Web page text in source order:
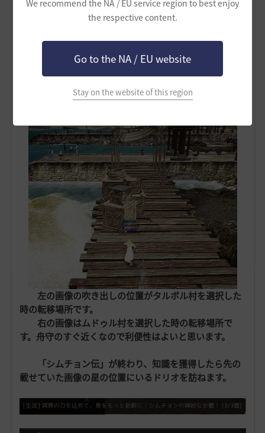
We recommend the NA / EU service region to best enjoy
the respective content.
Go to the NA / EU website
Stay on the website of this region
左の画像の吹き出しの位置がタルボル村を選択した
時の転移場所です。
右の画像はムドゥル村を選択した時の転移場所で
す。舟守のすぐ近くなので利便性はよいと思います。
「シムチョン伝」が終わり、知識を獲得したら先の
載せていた画像の星の位置にいるドリオを訪ねます。